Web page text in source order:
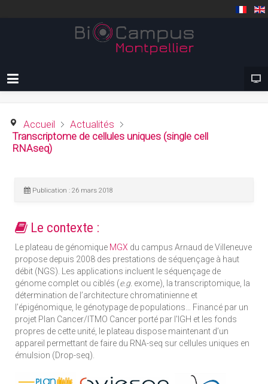
Accueil
Actualités
Transcriptome de cellules uniques (single cell
RNAseq)
Publication : 26 mars 2018
Le contexte :
Le plateau de génomique MGX du campus Arnaud de Villeneuve
propose depuis 2008 des prestations de séquençage à haut
débit (NGS). Les applications incluent le séquençage de
génome complet ou ciblés (e.g. exome), la transcriptomique, la
détermination de l’architecture chromatinienne et
l’épigénomique, le génotypage de populations… Financé par un
projet Plan Cancer/ITMO Cancer porté par l'IGH et les fonds
propres de cette unité, le plateau dispose maintenant d’un
appareil permettant de faire du RNA-seq sur cellules uniques en
émulsion (Drop-seq).